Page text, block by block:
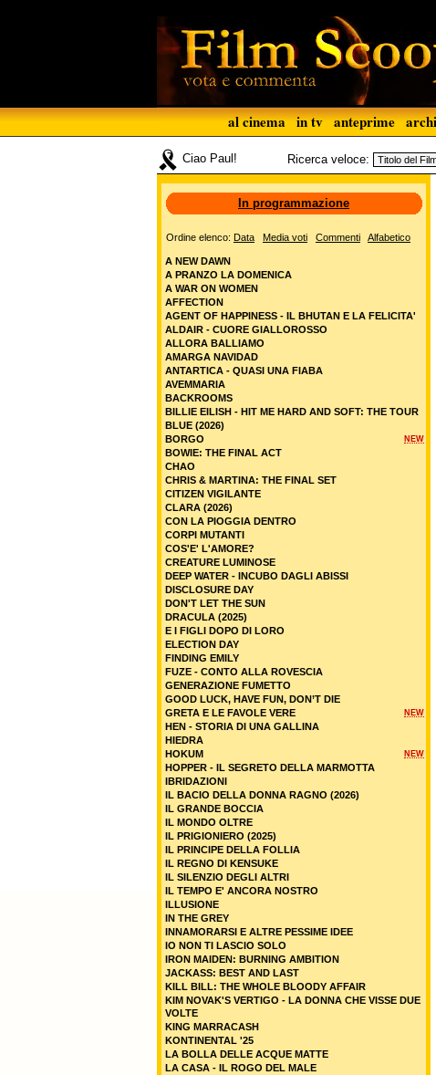
al cinema in tv anteprime
Ciao Paul! Ricerca veloce:
In programmazione
Ordine elenco: Data Media voti Commenti Alfabetico
A NEW DAWN
A PRANZO LA DOMENICA
A WAR ON WOMEN
AFFECTION
AGENT OF HAPPINESS - IL BHUTAN E LA FELICITA'
ALDAIR - CUORE GIALLOROSSO
ALLORA BALLIAMO
AMARGA NAVIDAD
ANTARTICA - QUASI UNA FIABA
AVEMMARIA
BACKROOMS
BILLIE EILISH - HIT ME HARD AND SOFT: THE TOUR
BLUE (2026)
NEW
BORGO
BOWIE: THE FINAL ACT
CHAO
CHRIS & MARTINA: THE FINAL SET
CITIZEN VIGILANTE
CLARA (2026)
CON LA PIOGGIA DENTRO
CORPI MUTANTI
COS'E' L'AMORE?
CREATURE LUMINOSE
DEEP WATER - INCUBO DAGLI ABISSI
DISCLOSURE DAY
DON'T LET THE SUN
DRACULA (2025)
E I FIGLI DOPO DI LORO
ELECTION DAY
FINDING EMILY
FUZE - CONTO ALLA ROVESCIA
GENERAZIONE FUMETTO
GOOD LUCK, HAVE FUN, DON’T DIE
NEW
GRETA E LE FAVOLE VERE
HEN - STORIA DI UNA GALLINA
HIEDRA
NEW
HOKUM
HOPPER - IL SEGRETO DELLA MARMOTTA
IBRIDAZIONI
IL BACIO DELLA DONNA RAGNO (2026)
IL GRANDE BOCCIA
IL MONDO OLTRE
IL PRIGIONIERO (2025)
IL PRINCIPE DELLA FOLLIA
IL REGNO DI KENSUKE
IL SILENZIO DEGLI ALTRI
IL TEMPO E' ANCORA NOSTRO
ILLUSIONE
IN THE GREY
INNAMORARSI E ALTRE PESSIME IDEE
IO NON TI LASCIO SOLO
IRON MAIDEN: BURNING AMBITION
JACKASS: BEST AND LAST
KILL BILL: THE WHOLE BLOODY AFFAIR
KIM NOVAK'S VERTIGO - LA DONNA CHE VISSE DUE
VOLTE
KING MARRACASH
KONTINENTAL '25
LA BOLLA DELLE ACQUE MATTE
LA CASA - IL ROGO DEL MALE